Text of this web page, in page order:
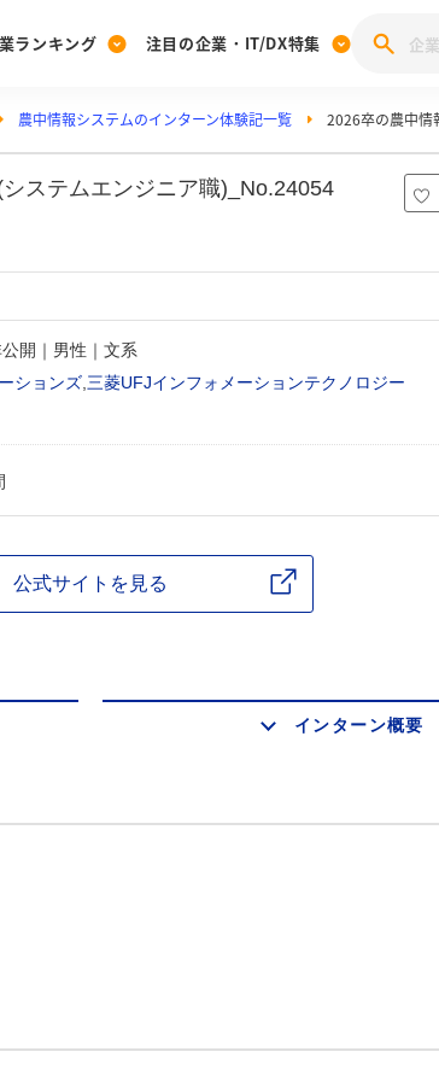
[27卒] 本選考体験記投稿キャンペーン
ランキング
みんなのDX企業就職ブランド調査
注目の企業・IT/DX特集
企業研究
農中情報システムのインターン体験記一覧 2026卒の農中情
ステムエンジニア職)_No.24054
開｜男性｜文系
ションズ 三菱UFJインフォメーションテクノロジー
公式サイトを見る
インターン概要